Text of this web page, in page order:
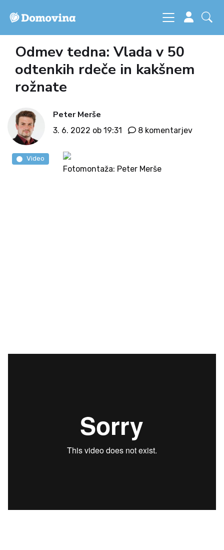
Odmev tedna: Vlada v 50
odtenkih rdeče in kakšnem
rožnate
Peter Merše
3. 6. 2022 ob 19:31 8 komentarjev
Fotomontaža: Peter Merše
Video